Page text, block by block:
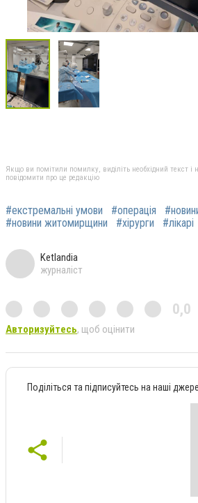
Якщо ви помітили помилку, виділіть необхідний текст і
повідомити про це редакцію
#екстремальні умови #операція
#новини житомирщини
#хірурги #лікарі
Ketlandia
журналіст
0,0
Авторизуйтесь, щоб оцінити
Поділіться та підписуйтесь на наші